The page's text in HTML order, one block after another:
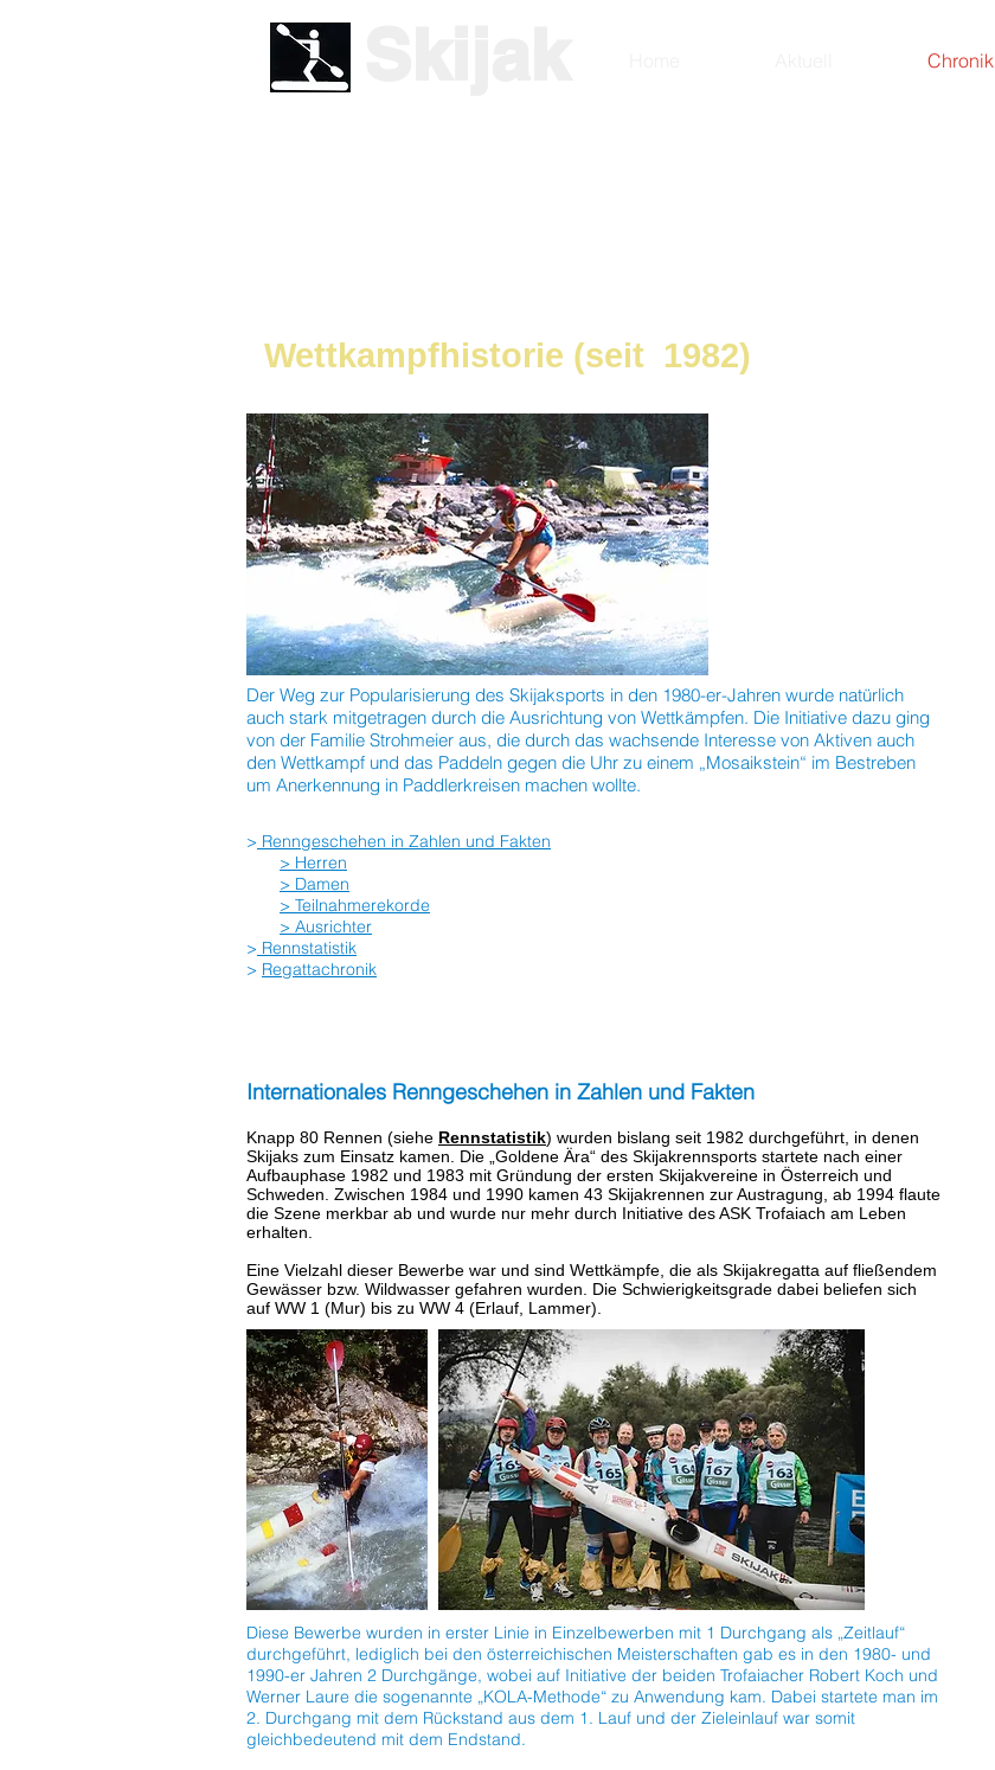
Wettkampfhistorie (seit 1982)
Der Weg zur Popularisierung des Skijaksports in den 1980-er-Jahren wurde natürlich
auch stark mitgetragen durch die Ausrichtung von Wettkämpfen. Die Initiative dazu ging
von der Familie Strohmeier aus, die durch das wachsende Interesse von Aktiven auch
den Wettkampf und das Paddeln gegen die Uhr zu einem „Mosaikstein“ im Bestreben
um Anerkennung in Paddlerkreisen machen wollte.
> Renngeschehen in Zahlen und Fakten
> Herren
> Damen
> Teilnahmerekorde
> Ausrichter
> Rennstatistik
> Regattachronik
Internationales Renngeschehen in Zahlen und Fakten
Knapp 80 Rennen (siehe Rennstatistik) wurden bislang seit 1982 durchgeführt, in denen
Skijaks zum Einsatz kamen. Die „Goldene Ära“ des Skijakrennsports startete nach einer
Aufbauphase 1982 und 1983 mit Gründung der ersten Skijakvereine in Österreich und
Schweden. Zwischen 1984 und 1990 kamen 43 Skijakrennen zur Austragung, ab 1994 flaute
die Szene merkbar ab und wurde nur mehr durch Initiative des ASK Trofaiach am Leben
erhalten.
Eine Vielzahl dieser Bewerbe war und sind Wettkämpfe, die als Skijakregatta auf fließendem
Gewässer bzw. Wildwasser gefahren wurden. Die Schwierigkeitsgrade dabei beliefen sich
auf WW 1 (Mur) bis zu WW 4 (Erlauf, Lammer).
Diese Bewerbe wurden in erster Linie in Einzelbewerben mit 1 Durchgang als „Zeitlauf“
durchgeführt, lediglich bei den österreichischen Meisterschaften gab es in den 1980- und
1990-er Jahren 2 Durchgänge, wobei auf Initiative der beiden Trofaiacher Robert Koch und
Werner Laure die sogenannte „KOLA-Methode“ zu Anwendung kam. Dabei startete man im
2. Durchgang mit dem Rückstand aus dem 1. Lauf und der Zieleinlauf war somit
gleichbedeutend mit dem Endstand.
Chronik